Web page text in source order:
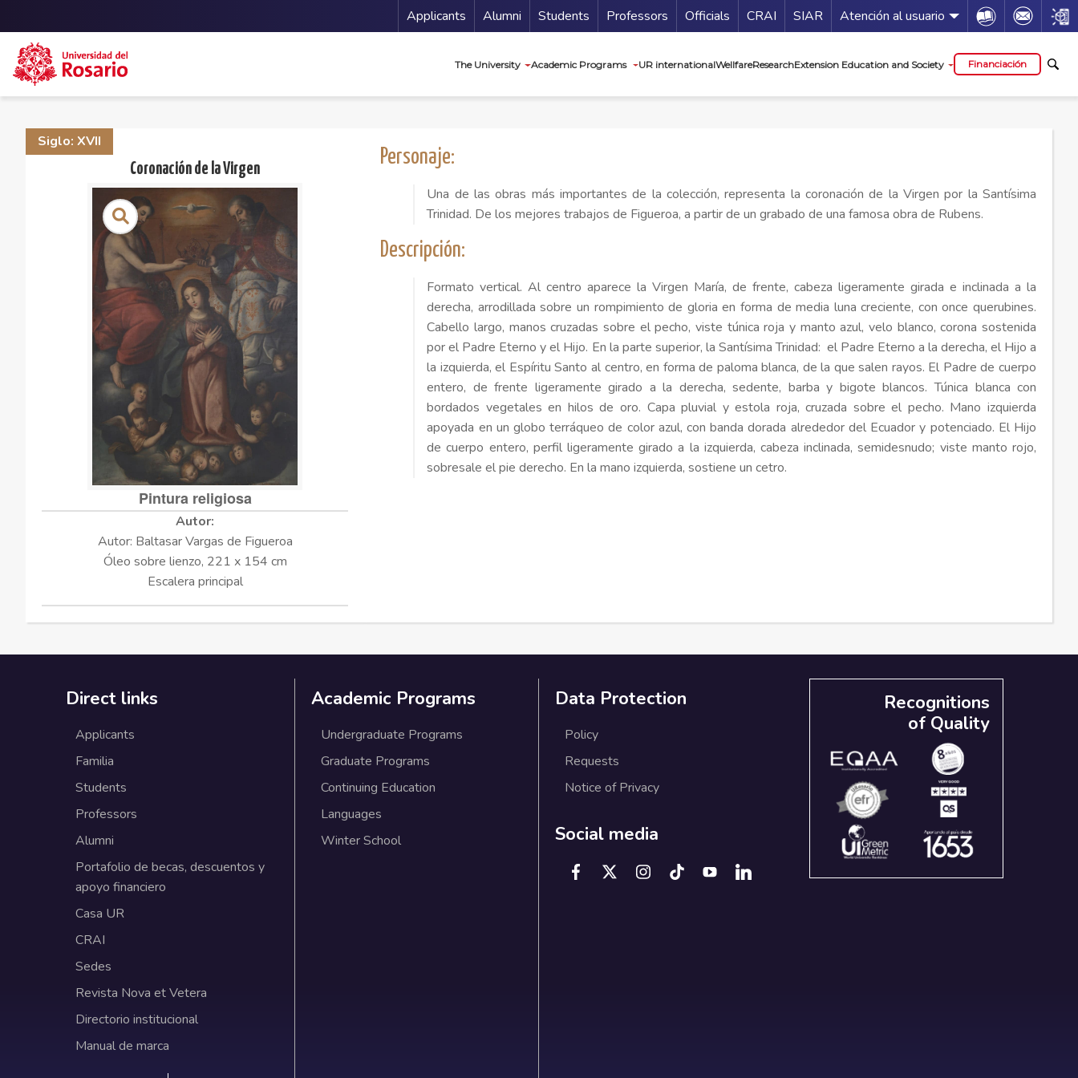
Menu Secundario
Applicants Alumni Students Professors Officials Guía de servicios
CRAI SIAR Atención al usuario Icon Icon Icon
The University Academic Programs UR internationalWellfareResearchExtension Education and Society Financiación
Siglo: XVII
Coronación de la Virgen
Pintura religiosa
Autor: Baltasar Vargas de Figueroa
Óleo sobre lienzo, 221 x 154 cm
Escalera principal
Personaje:
Una de las obras más importantes de la colección, representa la coronación de la Virgen por la Santísima
Trinidad. De los mejores trabajos de Figueroa, a partir de un grabado de una famosa obra de Rubens.
Descripción:
Formato vertical. Al centro aparece la Virgen María, de frente, cabeza ligeramente girada e inclinada a la
derecha, arrodillada sobre un rompimiento de gloria en forma de media luna creciente, con once querubines.
Cabello largo, manos cruzadas sobre el pecho, viste túnica roja y manto azul, velo blanco, corona sostenida
por el Padre Eterno y el Hijo. En la parte superior, la Santísima Trinidad: el Padre Eterno a la derecha, el Hijo a
la izquierda, el Espíritu Santo al centro, en forma de paloma blanca, de la que salen rayos. El Padre de cuerpo
entero, de frente ligeramente girado a la derecha, sedente, barba y bigote blancos. Túnica blanca con
bordados vegetales en hilos de oro. Capa pluvial y estola roja, cruzada sobre el pecho. Mano izquierda
apoyada en un globo terráqueo de color azul, con banda dorada alrededor del Ecuador y potenciado. El Hijo
de cuerpo entero, perfil ligeramente girado a la izquierda, cabeza inclinada, semidesnudo; viste manto rojo,
sobresale el pie derecho. En la mano izquierda, sostiene un cetro.
Direct links
Applicants
Familia
Students
Professors
Alumni
Portafolio de becas, descuentos y
apoyo financiero
Casa UR
CRAI
Sedes
Revista Nova et Vetera
Directorio institucional
Manual de marca
Academic Programs
Undergraduate Programs
Graduate Programs
Continuing Education
Languages
Winter School
Data Protection
Policy
Requests
Notice of Privacy
Social media
Recognitions
of Quality